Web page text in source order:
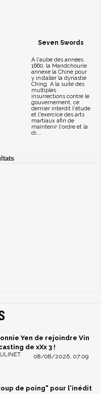
Seven Swords
A l'aube des années
1660, la Mandchourie
annexe la Chine pour
y installer la dynastie
Ching. A la suite des
multiples
insurrections contre le
gouvernement, ce
dernier interdit l'étude
et l'exercice des arts
martiaux afin de
maintenir l'ordre et la
di...
Yen de rejoindre Vin
de xXx 3 !
08/08/2026, 07:09
de poing" pour l'inédit